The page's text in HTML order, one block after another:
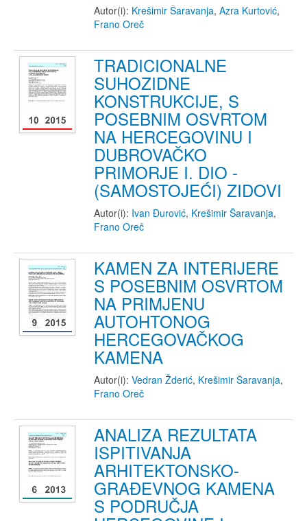
Autor(i): Krešimir Šaravanja, Azra Kurtović,
Frano Oreč
TRADICIONALNE
SUHOZIDNE
KONSTRUKCIJE, S
POSEBNIM OSVRTOM
NA HERCEGOVINU I
DUBROVAČKO
PRIMORJE I. DIO -
(SAMOSTOJEĆI) ZIDOVI
Autor(i): Ivan Đurović, Krešimir Šaravanja,
Frano Oreč
KAMEN ZA INTERIJERE
S POSEBNIM OSVRTOM
NA PRIMJENU
AUTOHTONOG
HERCEGOVAČKOG
KAMENA
Autor(i): Vedran Žderić, Krešimir Šaravanja,
Frano Oreč
ANALIZA REZULTATA
ISPITIVANJA
ARHITEKTONSKO-
GRAĐEVNOG KAMENA
S PODRUČJA